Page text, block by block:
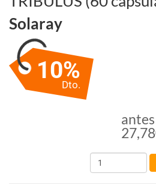
Solaray
10%
Dto.
antes